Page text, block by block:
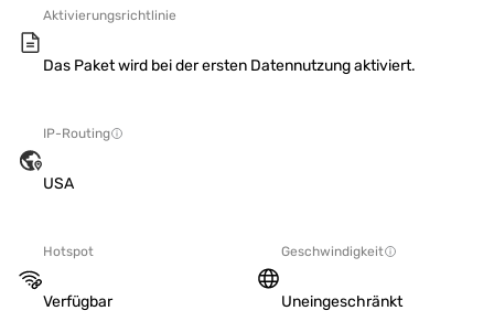
Aktivierungsrichtlinie
Das Paket wird bei der ersten Datennutzung aktiviert.
IP-Routing
USA
Hotspot
Verfügbar
Geschwindigkeit
Uneingeschränkt